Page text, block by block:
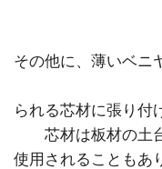
その他に、薄いベ
それを木
られる芯材に張
芯材は板材の土台
使用されることもあ